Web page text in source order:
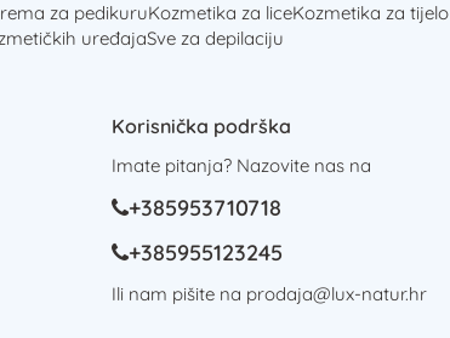
za pedikuruKozmetika za liceKozmetika za tijelo
uređajaSve za depilaciju
Korisnička podrška
Imate pitanja? Nazovite nas na
+385953710718
+385955123245
Ili nam pišite na prodaja@lux-natur.hr